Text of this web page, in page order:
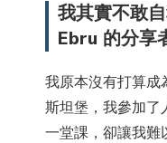
我其實不敢
Ebru 的分享
我原本沒有打算成
斯坦堡，我參加了
一堂課，卻讓我